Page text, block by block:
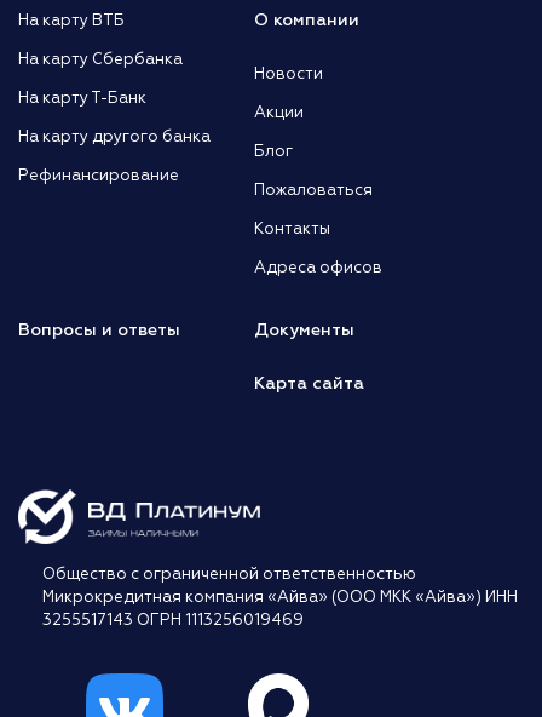
На карту ВТБ
На карту Сбербанка
На карту Т-Банк
На карту другого банка
Рефинансирование
О компании
Новости
Акции
Блог
Пожаловаться
Контакты
Адреса офисов
Вопросы и ответы Документы
Карта сайта
Общество с ограниченной ответственностью
Микрокредитная компания «Айва» (ООО МКК «Айва») ИНН
3255517143 ОГРН 1113256019469